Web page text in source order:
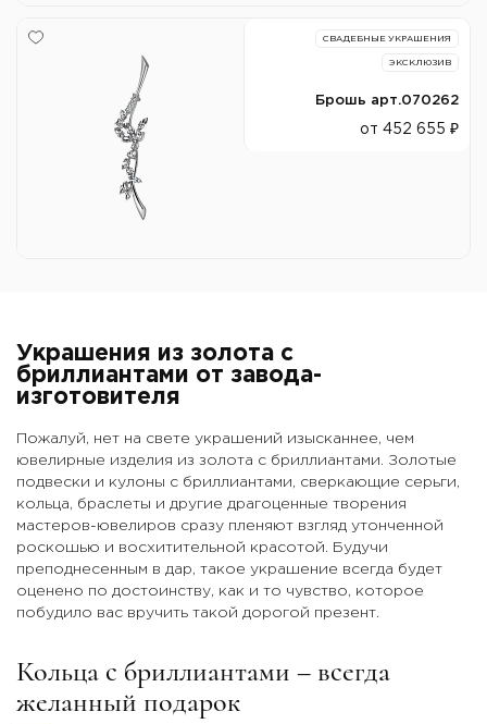
СВАДЕБНЫЕ УКРАШЕНИЯ
ЭКСКЛЮЗИВ
Брошь арт.070262
от 452 655 ₽
Украшения из золота с
бриллиантами от завода-
изготовителя
Пожалуй, нет на свете украшений изысканнее, чем
ювелирные изделия из золота с бриллиантами. Золотые
подвески и кулоны с бриллиантами, сверкающие серьги,
кольца, браслеты и другие драгоценные творения
мастеров-ювелиров сразу пленяют взгляд утонченной
роскошью и восхитительной красотой. Будучи
преподнесенным в дар, такое украшение всегда будет
оценено по достоинству, как и то чувство, которое
побудило вас вручить такой дорогой презент.
Кольца с бриллиантами – всегда
желанный подарок